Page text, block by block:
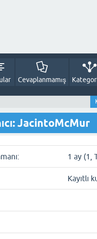
Cevaplanmamış
JacintoMcMur
1 ay (1,
Kayıtlı